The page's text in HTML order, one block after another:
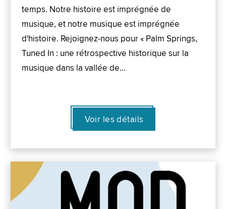
temps. Notre histoire est imprégnée de
musique, et notre musique est imprégnée
d'histoire. Rejoignez-nous pour « Palm Springs,
Tuned In : une rétrospective historique sur la
musique dans la vallée de…
Voir les détails